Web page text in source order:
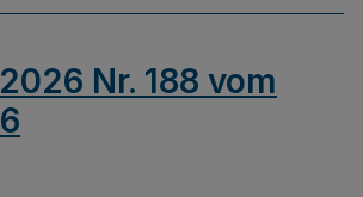
Nr. 188 vom